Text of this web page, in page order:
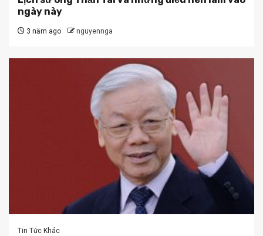
ngày này
3 năm ago nguyennga
Tin Tức Khác